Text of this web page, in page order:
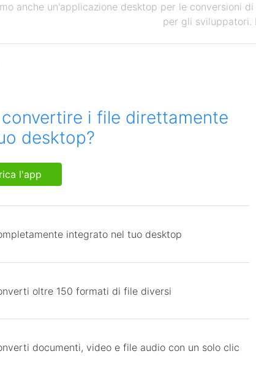
anche un'applicazione desktop per le conversioni
per gli sviluppatori.
i file direttamente
desktop?
l'app
integrato nel tuo desktop
oltre 150 formati di file diversi
documenti, video e file audio con un solo clic